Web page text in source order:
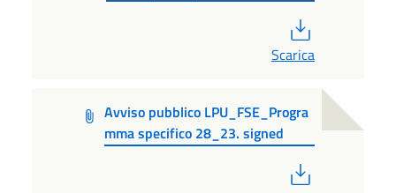
Scarica
Avviso pubblico LPU_FSE_Progra
mma specifico 28_23. signed